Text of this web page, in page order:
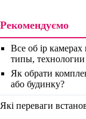
Рекомендуємо
Все об ip
типы,
Як обрати
або будинку?
Які переваги